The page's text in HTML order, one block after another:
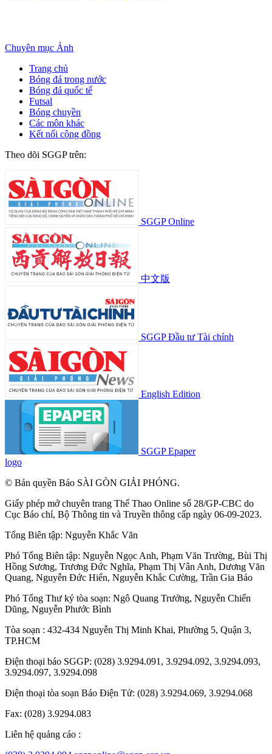
Chuyên mục Ảnh
Trang chủ
Bóng đá trong nước
Bóng đá quốc tế
Futsal
Bóng chuyền
Các môn khác
Kết nối cộng đồng
Theo dõi SGGP trên:
SGGP Online
中文版
SGGP Đầu tư Tài chính
English Edition
SGGP Epaper
logo
© Bản quyền Báo SÀI GÒN GIẢI PHÓNG.
Giấy phép mở chuyên trang Thể Thao Online số 28/GP-CBC do
Cục Báo chí, Bộ Thông tin và Truyền thông cấp ngày 06-09-2023.
Tổng Biên tập: Nguyễn Khắc Văn
Phó Tổng Biên tập: Nguyễn Ngọc Anh, Phạm Văn Trường, Bùi Thị
Hồng Sương, Trương Đức Nghĩa, Phạm Thị Vân Anh, Dương Văn
Quang, Nguyễn Đức Hiển, Nguyễn Khắc Cường, Trần Gia Bảo
Phó Tổng Thư ký tòa soạn: Ngô Quang Trưởng, Nguyễn Chiến
Dũng, Nguyễn Phước Bình
Tòa soạn : 432-434 Nguyễn Thị Minh Khai, Phường 5, Quận 3,
TP.HCM
Điện thoại báo SGGP: (028) 3.9294.091, 3.9294.092, 3.9294.093,
3.9294.097, 3.9294.098
Điện thoại tòa soạn Báo Điện Tử: (028) 3.9294.069, 3.9294.068
Fax: (028) 3.9294.083
Liên hệ quảng cáo :